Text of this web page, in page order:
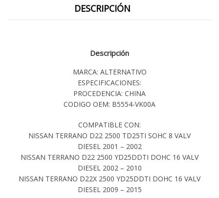
DESCRIPCIÓN
Descripción
MARCA: ALTERNATIVO
ESPECIFICACIONES:
PROCEDENCIA: CHINA
CODIGO OEM: B5554-VK00A
COMPATIBLE CON:
NISSAN TERRANO D22 2500 TD25TI SOHC 8 VALV
DIESEL 2001 – 2002
NISSAN TERRANO D22 2500 YD25DDTI DOHC 16 VALV
DIESEL 2002 – 2010
NISSAN TERRANO D22X 2500 YD25DDTI DOHC 16 VALV
DIESEL 2009 – 2015